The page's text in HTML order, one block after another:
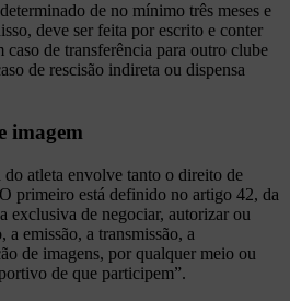
de no mínimo três meses e
deve ser feita por escrito e conter
de transferência para outro clube
de rescisão indireta ou dispensa
imagem
atleta envolve tanto o direito de
primeiro está definido no artigo 42, da
exclusiva de negociar, autorizar ou
emissão, a transmissão, a
de imagens, por qualquer meio ou
de que participem”.